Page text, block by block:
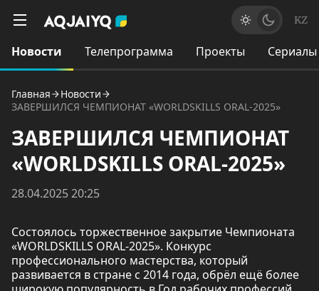
KZ
Новости Телепрограмма Проекты Сериалы
Главная
Новости
ЗАВЕРШИЛСЯ ЧЕМПИОНАТ «WORLDSKILLS ORAL-2025»
ЗАВЕРШИЛСЯ ЧЕМПИОНАТ
«WORLDSKILLS ORAL-2025»
28.04.2025 20:25
Состоялось торжественное закрытие Чемпионата
«WORLDSKILLS ORAL-2025». Конкурс
профессионального мастерства, который
развивается в стране с 2014 года, обрёл ещё более